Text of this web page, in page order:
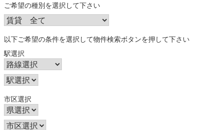
ご希望の種別を選択して下さい
以下ご希望の条件を選択して物件検索ボタンを押して下さい
駅選択
市区選択